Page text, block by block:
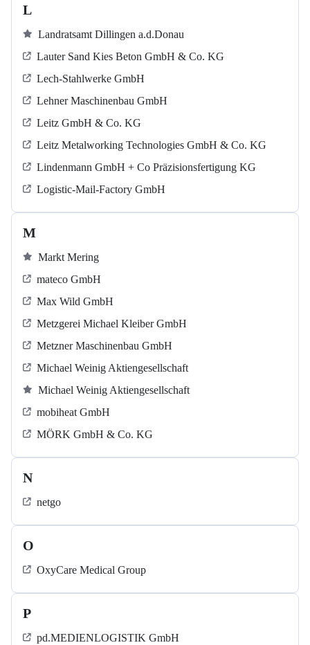
L
Landratsamt Dillingen a.d.Donau
Lauter Sand Kies Beton GmbH & Co. KG
Lech-Stahlwerke GmbH
Lehner Maschinenbau GmbH
Leitz GmbH & Co. KG
Leitz Metalworking Technologies GmbH & Co. KG
Lindenmann GmbH + Co Präzisionsfertigung KG
Logistic-Mail-Factory GmbH
M
Markt Mering
mateco GmbH
Max Wild GmbH
Metzgerei Michael Kleiber GmbH
Metzner Maschinenbau GmbH
Michael Weinig Aktiengesellschaft
Michael Weinig Aktiengesellschaft
mobiheat GmbH
MÖRK GmbH & Co. KG
N
netgo
O
OxyCare Medical Group
P
pd.MEDIENLOGISTIK GmbH